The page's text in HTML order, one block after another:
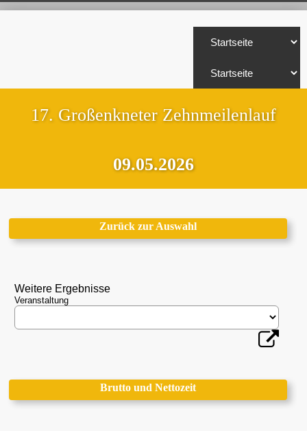
17. Großenkneter Zehnmeilenlauf
09.05.2026
Zurück zur Auswahl
Weitere Ergebnisse
Veranstaltung
Brutto und Nettozeit